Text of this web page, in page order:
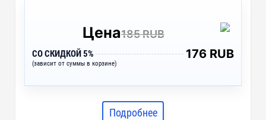
Цена185 RUB
СО СКИДКОЙ 5%
(зависит от суммы в корзине)
176 RUB
Подробнее